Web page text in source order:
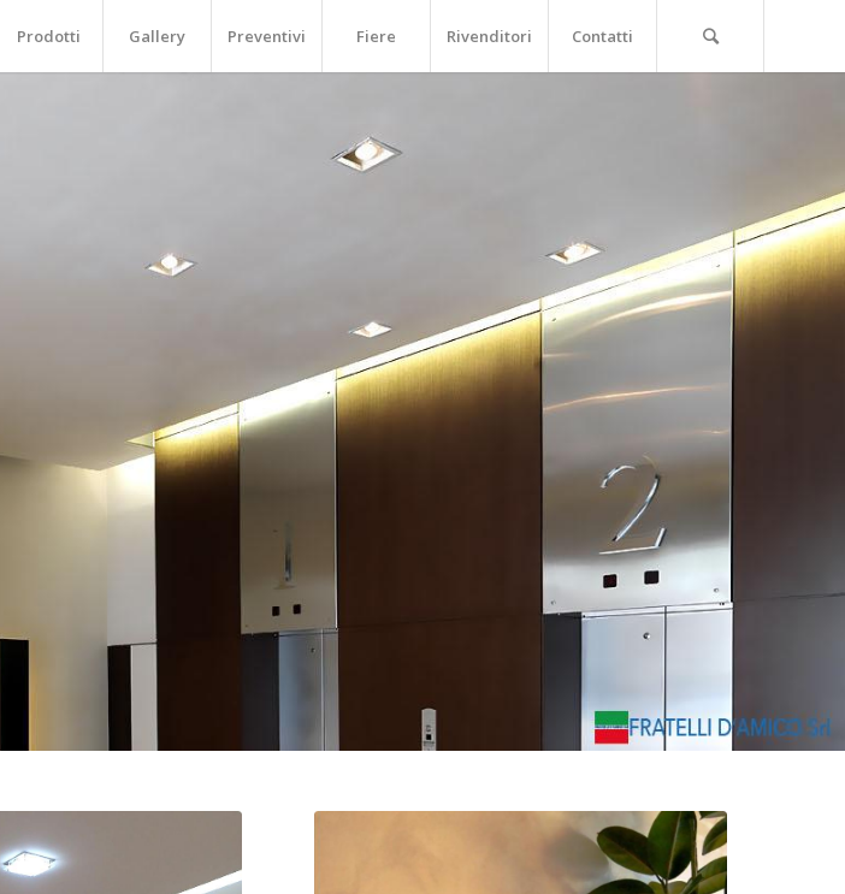
Prodotti Gallery Preventivi Fiere Rivenditori Contatti
CARTONGESSO
Lavori in Cartongesso, Acustica e Isolamento
LEGGI ALTRO